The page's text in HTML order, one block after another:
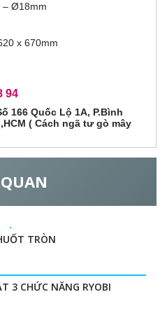
Ø18mm
x 670mm
94
166 Quốc Lộ 1A, P.Bình
( Cách ngã tư gò mây
TRÒN
3 CHỨC NĂNG RYOBI